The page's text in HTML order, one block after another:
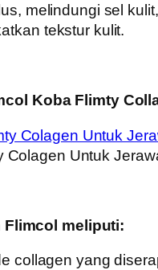
melindungi sel
tekstur kulit.
Koba Flimty
Colagen Untuk
meliputi:
collagen yang